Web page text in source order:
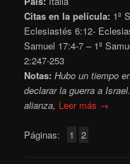
Citas en la película: 1º
Eclesiastés 6:12-
Samuel 17:4-7 – 1º
2:247-253
Notas:Hubo un tiempo
declarar la guerra a
alianza, Leer más →
Páginas: 1 2